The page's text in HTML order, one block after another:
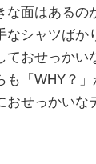
な面はあるの
なシャツばか
ておせっかい
も「WHY？
おせっかいな